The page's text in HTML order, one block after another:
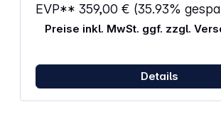
EVP** 359,00 € (35.93%
Preise inkl. MwSt. ggf. zzgl.
Details